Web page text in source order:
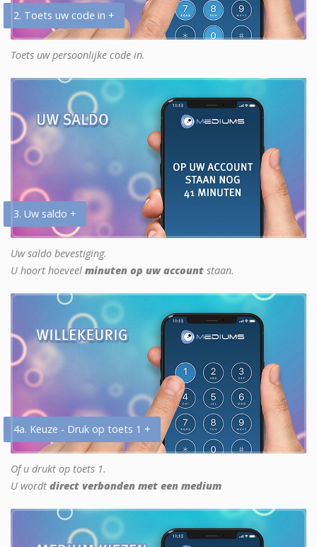
2. Toets uw code in +
Toets uw persoonlijke code in.
3. Uw saldo +
Uw saldo bevestiging.
U hoort hoeveel minuten op uw account staan.
4a. Keuze - Druk op toets 1 +
Of u drukt op toets 1.
U wordt direct verbonden met een medium